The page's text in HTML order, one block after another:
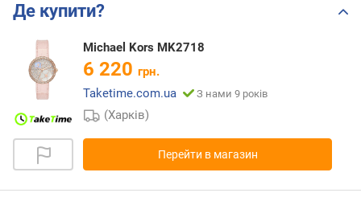
Де купити?
Michael Kors MK2718
6 220 грн.
Taketime.com.ua
З нами 9 років
(Харків)
Перейти в магазин